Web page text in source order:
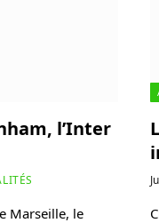
l’Inter
Marseille, le